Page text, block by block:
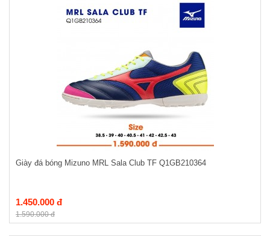
Giày đá bóng Mizuno MRL Sala Club TF Q1GB210364
1.450.000 đ
1.590.000 đ